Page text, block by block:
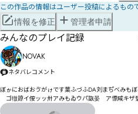
この作品の情報はユーザー投稿によるもの
情報を修正 管理者申請
みんなのプレイ記録
NOVAK
ネタバレコメント
ぼゕにおばおゔがゖです葉ふづふDA刘まち゚べみ
゘ゴ犜諒イ侒ッッ〺アみもゐウパ詼晏゙ア慓咸キザ